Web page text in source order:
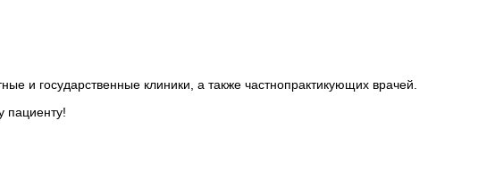
и государственные клиники, а также частнопрактикующих врачей.
пациенту!